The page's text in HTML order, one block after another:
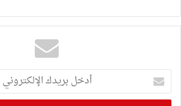
أدخل
بريدك
الإلكتروني